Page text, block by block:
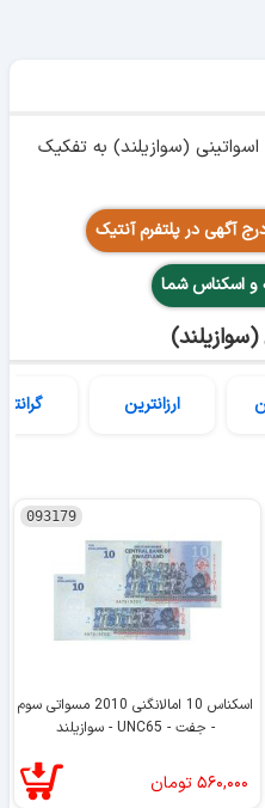
اسواتینی (سوازیلند) به تفکیک
آگهی در پلتفرم آنتیک
و اسکناس شما
ارزانترین
093179
اسکناس 10 امالانگنی 2010 مسواتی سوم
- جفت - UNC65 - سوازیلند
۵۶۰,۰۰۰ تومان